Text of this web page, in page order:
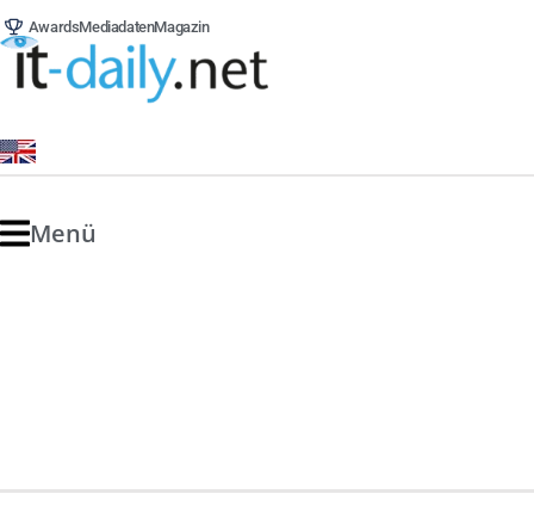
AwardsMediadatenMagazin
Menü